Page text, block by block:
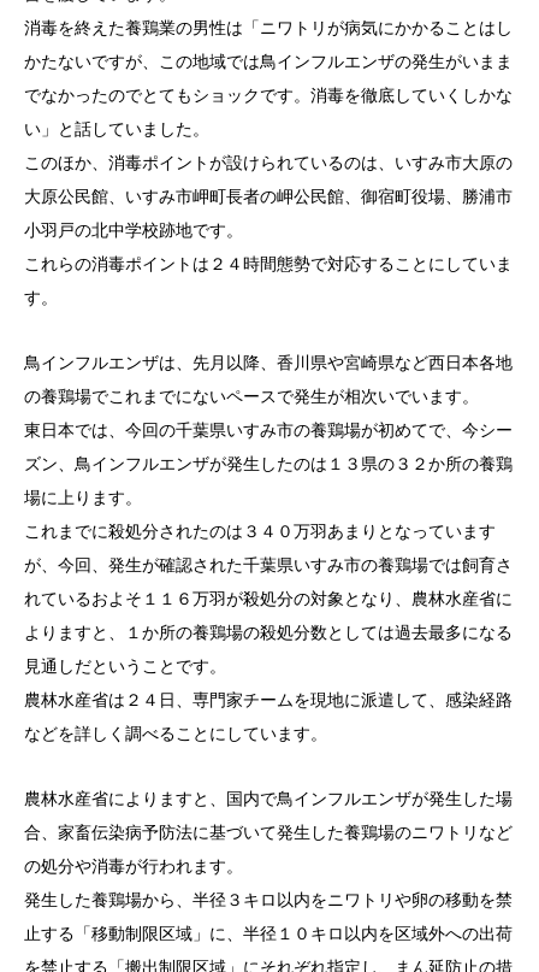
消毒を終えた養鶏業の男性は「ニワトリが病気にかかることはし
かたないですが、この地域では鳥インフルエンザの発生がいまま
でなかったのでとてもショックです。消毒を徹底していくしかな
い」と話していました。
このほか、消毒ポイントが設けられているのは、いすみ市大原の
大原公民館、いすみ市岬町長者の岬公民館、御宿町役場、勝浦市
小羽戸の北中学校跡地です。
これらの消毒ポイントは２４時間態勢で対応することにしていま
す。
鳥インフルエンザは、先月以降、香川県や宮崎県など西日本各地
の養鶏場でこれまでにないペースで発生が相次いでいます。
東日本では、今回の千葉県いすみ市の養鶏場が初めてで、今シー
ズン、鳥インフルエンザが発生したのは１３県の３２か所の養鶏
場に上ります。
これまでに殺処分されたのは３４０万羽あまりとなっています
が、今回、発生が確認された千葉県いすみ市の養鶏場では飼育さ
れているおよそ１１６万羽が殺処分の対象となり、農林水産省に
よりますと、１か所の養鶏場の殺処分数としては過去最多になる
見通しだということです。
農林水産省は２４日、専門家チームを現地に派遣して、感染経路
などを詳しく調べることにしています。
農林水産省によりますと、国内で鳥インフルエンザが発生した場
合、家畜伝染病予防法に基づいて発生した養鶏場のニワトリなど
の処分や消毒が行われます。
発生した養鶏場から、半径３キロ以内をニワトリや卵の移動を禁
止する「移動制限区域」に、半径１０キロ以内を区域外への出荷
を禁止する「搬出制限区域」にそれぞれ指定し、まん延防止の措